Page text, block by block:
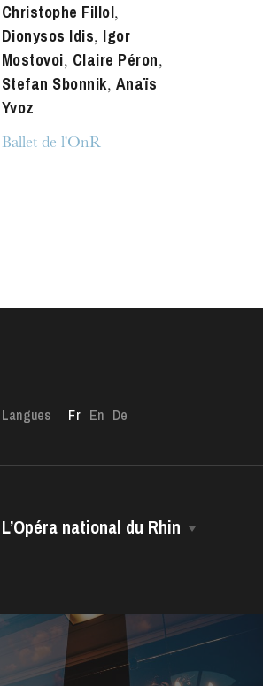
Visites de l’Opéra de
Christophe Fillol,
Dionysos Idis, Igor
Mostovoi, Claire Péron,
Stefan Sbonnik, Anaïs
Yvoz
Ballet de l'OnR
Langues Fr En De
L’Opéra national du Rhin
Direction Générale
Le CCN • Ballet de l’Opéra national